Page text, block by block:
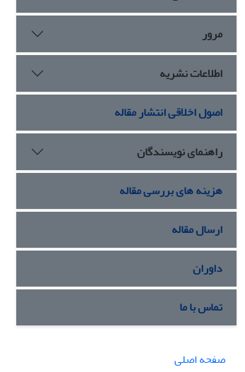
مرور
اطلاعات نشریه
اصول اخلاقی انتشار مقاله
راهنمای نویسندگان
هزینه های بررسی مقاله
ارسال مقاله
داوران
تماس با ما
صفحه اصلی